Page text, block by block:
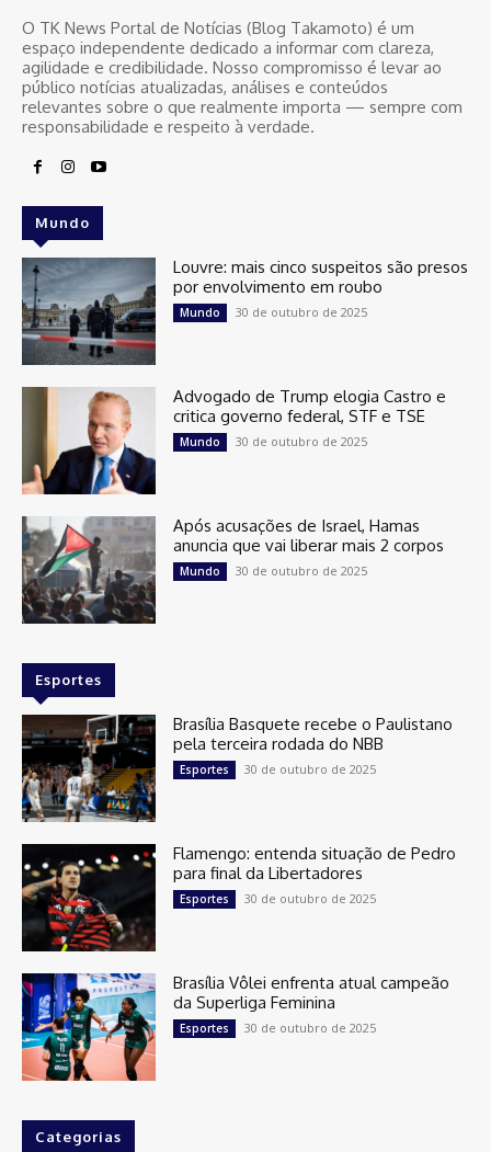
O TK News Portal de Notícias (Blog Takamoto) é um
espaço independente dedicado a informar com clareza,
agilidade e credibilidade. Nosso compromisso é levar ao
público notícias atualizadas, análises e conteúdos
relevantes sobre o que realmente importa — sempre com
responsabilidade e respeito à verdade.
Mundo
Louvre: mais cinco suspeitos são presos
por envolvimento em roubo
Mundo 30 de outubro de 2025
Advogado de Trump elogia Castro e
critica governo federal, STF e TSE
Mundo 30 de outubro de 2025
Após acusações de Israel, Hamas
anuncia que vai liberar mais 2 corpos
Mundo 30 de outubro de 2025
Esportes
Brasília Basquete recebe o Paulistano
pela terceira rodada do NBB
Esportes 30 de outubro de 2025
Flamengo: entenda situação de Pedro
para final da Libertadores
Esportes 30 de outubro de 2025
Brasília Vôlei enfrenta atual campeão
da Superliga Feminina
Esportes 30 de outubro de 2025
Categorias